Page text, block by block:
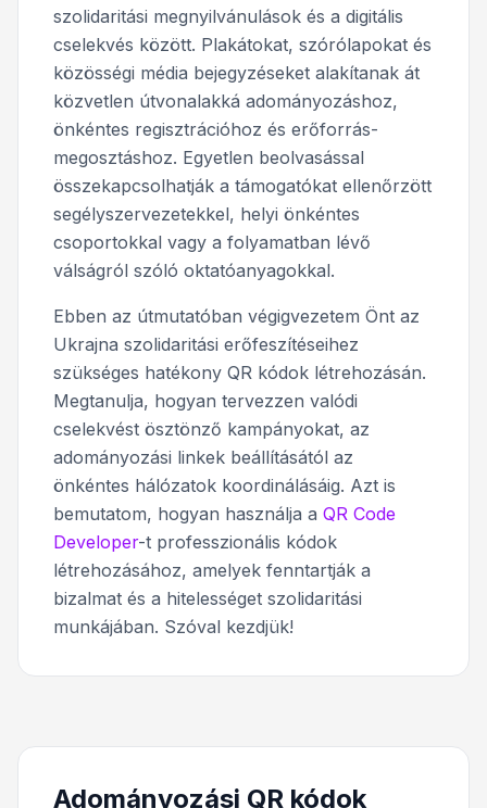
szolidaritási megnyilvánulások és a digitális
cselekvés között. Plakátokat, szórólapokat és
közösségi média bejegyzéseket alakítanak át
közvetlen útvonalakká adományozáshoz,
önkéntes regisztrációhoz és erőforrás-
megosztáshoz. Egyetlen beolvasással
összekapcsolhatják a támogatókat ellenőrzött
segélyszervezetekkel, helyi önkéntes
csoportokkal vagy a folyamatban lévő
válságról szóló oktatóanyagokkal.
Ebben az útmutatóban végigvezetem Önt az
Ukrajna szolidaritási erőfeszítéseihez
szükséges hatékony QR kódok létrehozásán.
Megtanulja, hogyan tervezzen valódi
cselekvést ösztönző kampányokat, az
adományozási linkek beállításától az
önkéntes hálózatok koordinálásáig. Azt is
bemutatom, hogyan használja a QR Code
Developer-t professzionális kódok
létrehozásához, amelyek fenntartják a
bizalmat és a hitelességet szolidaritási
munkájában. Szóval kezdjük!
Adományozási QR kódok